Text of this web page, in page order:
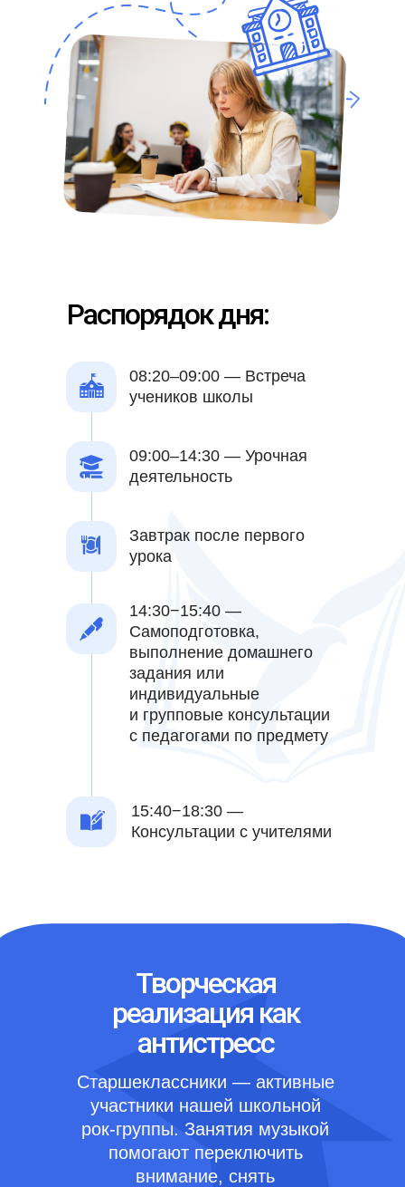
Распорядок дня:
08:20–09:00 — Встреча
учеников школы
09:00–14:30 — Урочная
деятельность
Завтрак после первого
урока
14:30−15:40 —
Самоподготовка,
выполнение домашнего
задания или
индивидуальные
и групповые консультации
с педагогами по предмету
15:40−18:30 —
Консультации с учителями
Творческая
реализация как
антистресс
Старшеклассники — активные
участники нашей школьной
рок-группы. Занятия музыкой
помогают переключить
внимание, снять